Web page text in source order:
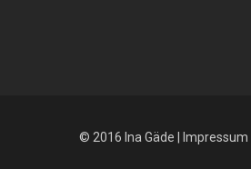
© 2016 Ina Gäde | Impressum